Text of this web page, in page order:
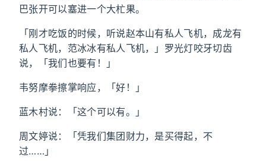
巴张开可以塞进一个大杧果。
「刚才吃饭的时候，听说赵本山有私人飞机，成龙有
私人飞机，范冰冰有私人飞机，」罗光灯咬牙切齿
说，「我们也要有！」
韦努摩拳擦掌响应，「好！」
蓝木村说：「这个可以有。」
周文婷说：「凭我们集团财力，是买得起，不
过……」